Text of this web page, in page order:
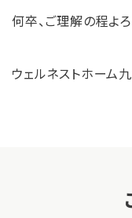
何卒、ご理解の程よ
ウェルネストホーム